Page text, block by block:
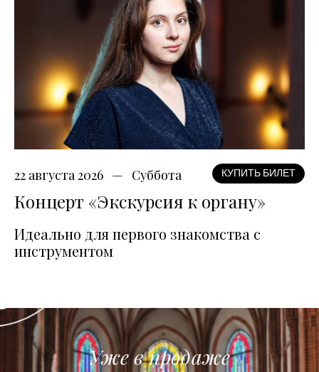
22 августа 2026 Суббота КУПИТЬ БИЛЕТ
Концерт «Экскурсия к органу»
Идеально для первого знакомства с
инструментом
Уже в продаже